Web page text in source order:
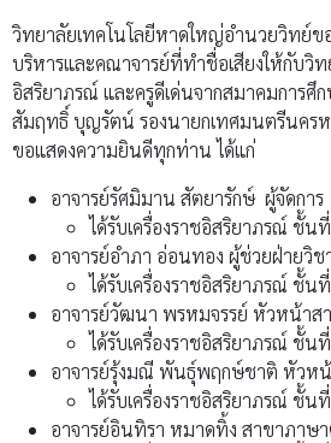
วิทยาลัยเทคโนโลยีหาดใหญ่อำนวยวิทย์
บริหารและคณาจารย์ที่ทำชื่อเสียงให้กับวิ
อิสริยาภรณ์ และครูดีเด่นจากสมาคมการศึ
สัมฤทธิ์ บุญรัตน์ รองนายกเทศมนตรีนคร
ขอแสดงความยินดีทุกท่าน ได้แก่
อาจารย์รัศมิมาน สัตยารักษ์ ผู้จัดการ
ได้รับเครื่องราชอิสริยาภรณ์ ชั้
อาจารย์อำภา อ่อนทอง ผู้ช่วยฝ่ายวิช
ได้รับเครื่องราชอิสริยาภรณ์ ชั้
อาจารย์วัฒนา พรหมจรรย์ หัวหน้าส
ได้รับเครื่องราชอิสริยาภรณ์ ชั้
อาจารย์รุ้งมณี พันธุ์พฤกษ์ชาติ หัวหน้
ได้รับเครื่องราชอิสริยาภรณ์ ชั้
อาจารย์อินทิรา หมาดทิ้ง สาขาภาษา